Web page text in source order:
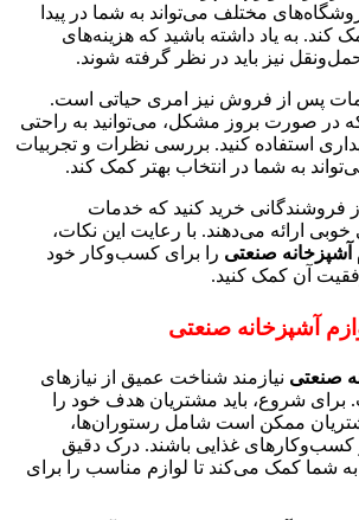
مختلف می‌تواند به شما در پیدا
کند. به یاد داشته باشید که هزینه‌های
نیز باید در نظر گرفته شوند.
پس از فروش نیز امری حیاتی است.
در صورت بروز مشکل، می‌توانید به راحتی
استفاده کنید. بررسی نظرات و تجربیات
به شما در انتخاب بهتر کمک کند.
فروشندگانی خرید کنید که خدمات
ارائه می‌دهند. با رعایت این نکات،
آشپزخانه صنعتی را برای کسب‌وکار خود
آن کمک کنید.
آشپزخانه صنعتی
صنعتی نیازمند شناخت عمیق از نیازهای
برای شروع، باید مشتریان هدف خود را
ممکن است شامل رستوران‌ها،
کسب‌وکارهای غذایی باشند. درک دقیق
به شما کمک می‌کند تا لوازم مناسب را برای